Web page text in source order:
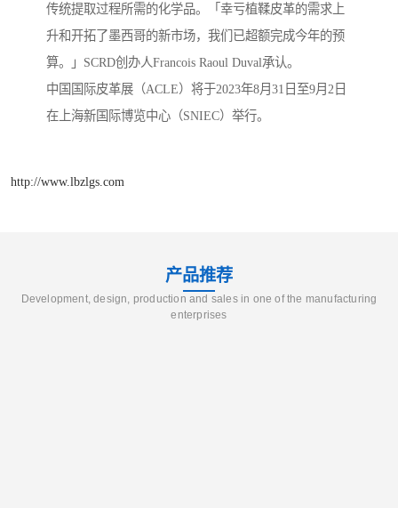
传统提取过程所需的化学品。「幸亏植鞣皮革的需求上
升和开拓了墨西哥的新市场，我们已超额完成今年的预
算。」SCRD创办人Francois Raoul Duval承认。
中国国际皮革展（ACLE）将于2023年8月31日至9月2日
在上海新国际博览中心（SNIEC）举行。
http://www.lbzlgs.com
产品推荐
Development, design, production and sales in one of the manufacturing
enterprises